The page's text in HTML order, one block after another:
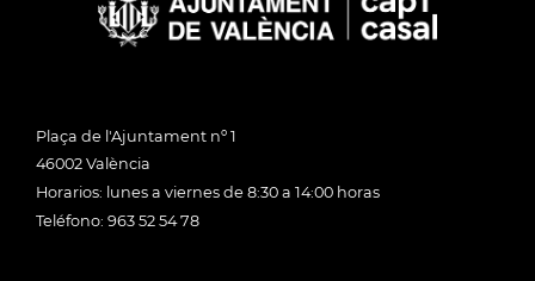
Plaça de l'Ajuntament nº 1
46002 València
Horarios: lunes a viernes de 8:30 a 14:00 horas
Teléfono: 963 52 54 78